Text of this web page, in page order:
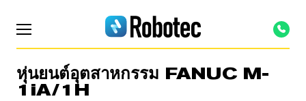
หุ่นยนต์อุตสาหกรรม FANUC M-
1iA/1H